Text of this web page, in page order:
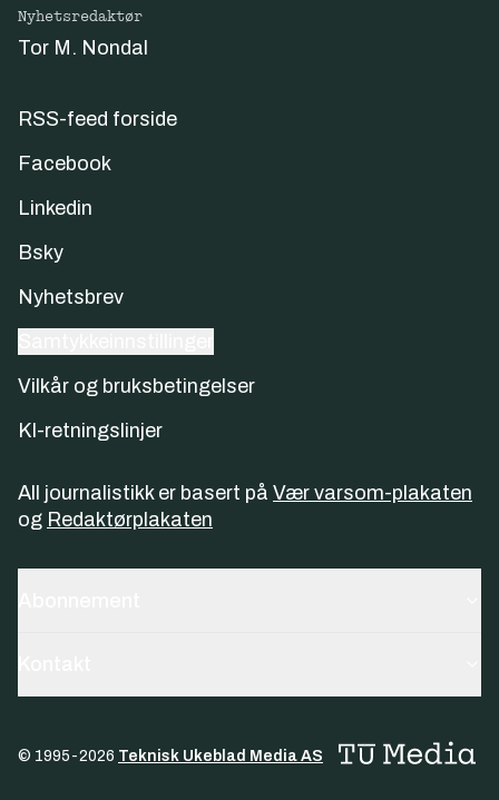
Nyhetsredaktør
Tor M. Nondal
RSS-feed forside
Facebook
Linkedin
Bsky
Nyhetsbrev
Vilkår og bruksbetingelser
KI-retningslinjer
All journalistikk er basert på Vær varsom-plakaten
og Redaktørplakaten
© 1995-2026 Teknisk Ukeblad Media AS